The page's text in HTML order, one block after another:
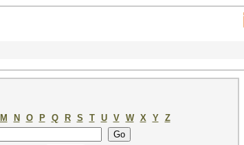
M N O P Q R S T U V W X Y
Z